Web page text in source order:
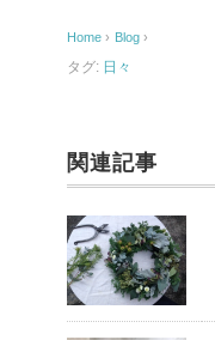
o
o
Home › Blog ›
タグ: 日々
関連記事